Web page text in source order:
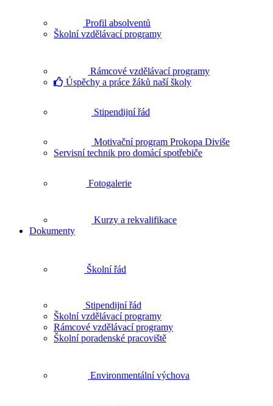
Profil absolventů
Školní vzdělávací programy
Rámcové vzdělávací programy
Úspěchy a práce žáků naší školy
Stipendijní řád
Motivační program Prokopa Diviše
Servisní technik pro domácí spotřebiče
Fotogalerie
Kurzy a rekvalifikace
Dokumenty
Školní řád
Stipendijní řád
Školní vzdělávací programy
Rámcové vzdělávací programy
Školní poradenské pracoviště
Environmentální výchova